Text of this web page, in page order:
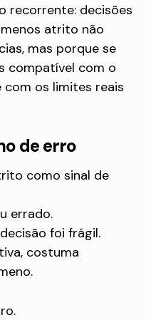
recorrente: decisões
atrito não
mas porque se
compatível com o
os limites reais
de erro
como sinal de
errado.
foi frágil.
costuma